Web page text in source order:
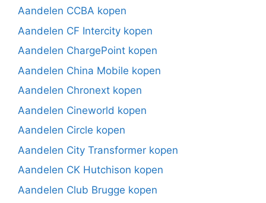
Aandelen CCBA kopen
Aandelen CF Intercity kopen
Aandelen ChargePoint kopen
Aandelen China Mobile kopen
Aandelen Chronext kopen
Aandelen Cineworld kopen
Aandelen Circle kopen
Aandelen City Transformer kopen
Aandelen CK Hutchison kopen
Aandelen Club Brugge kopen